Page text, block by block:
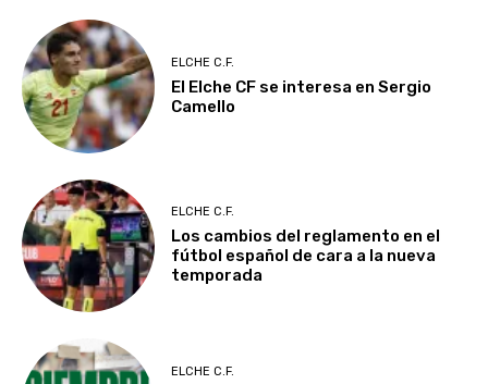
ELCHE C.F.
El Elche CF se interesa en Sergio
Camello
ELCHE C.F.
Los cambios del reglamento en el
fútbol español de cara a la nueva
temporada
ELCHE C.F.